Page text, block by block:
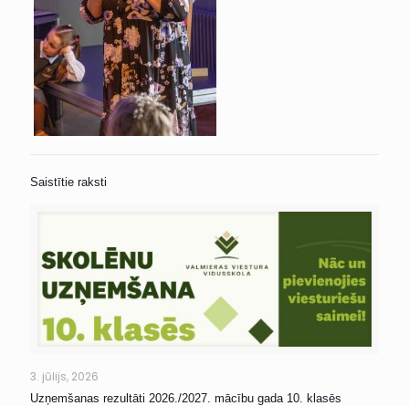
Saistītie raksti
3. jūlijs, 2026
Uzņemšanas rezultāti 2026./2027. mācību gada 10. klasēs